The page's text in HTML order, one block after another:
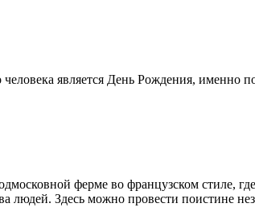
является День Рождения, именно
ферме во французском стиле,
людей. Здесь можно провести поистине